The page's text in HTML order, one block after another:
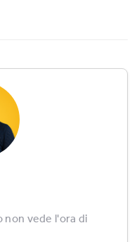
vede l'ora di